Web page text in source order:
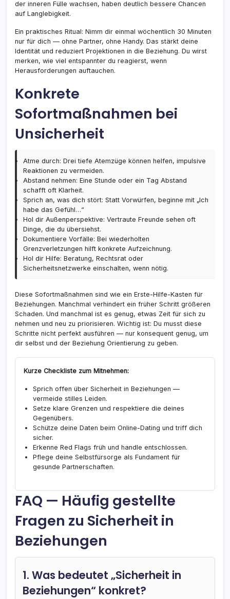
der inneren Fülle wachsen, haben deutlich bessere Chancen
auf Langlebigkeit.
Ein praktisches Ritual: Nimm dir einmal wöchentlich 30 Minuten
nur für dich — ohne Partner, ohne Handy. Das stärkt deine
Identität und reduziert Projektionen in die Beziehung. Du wirst
merken, wie viel entspannter du reagierst, wenn
Herausforderungen auftauchen.
Konkrete
Sofortmaßnahmen bei
Unsicherheit
Atme durch: Drei tiefe Atemzüge können helfen, impulsive
Reaktionen zu vermeiden.
Abstand nehmen: Eine Stunde oder ein Tag Abstand
schafft oft Klarheit.
Sprich an, was dich stört: Statt Vorwürfen, beginne mit „Ich
habe das Gefühl…“
Hol dir Außenperspektive: Vertraute Freunde sehen oft
Dinge, die du übersiehst.
Dokumentiere Vorfälle: Bei wiederholten
Grenzverletzungen hilft konkrete Aufzeichnung.
Hol dir Hilfe: Beratung, Rechtsrat oder
Sicherheitsnetzwerke einschalten, wenn nötig.
Diese Sofortmaßnahmen sind wie ein Erste-Hilfe-Kasten für
Beziehungen. Manchmal verhindert ein früher Schritt größeren
Schaden. Und manchmal ist es genug, etwas Zeit für sich zu
nehmen und neu zu priorisieren. Wichtig ist: Du musst diese
Schritte nicht perfekt ausführen — nur konsequent genug, um
dir selbst und der Beziehung Orientierung zu geben.
Kurze Checkliste zum Mitnehmen:
Sprich offen über Sicherheit in Beziehungen —
vermeide stilles Leiden.
Setze klare Grenzen und respektiere die deines
Gegenübers.
Schütze deine Daten beim Online-Dating und triff dich
sicher.
Erkenne Red Flags früh und handle entschlossen.
Pflege deine Selbstfürsorge als Fundament für
gesunde Partnerschaften.
FAQ — Häufig gestellte
Fragen zu Sicherheit in
Beziehungen
1. Was bedeutet „Sicherheit in
Beziehungen“ konkret?